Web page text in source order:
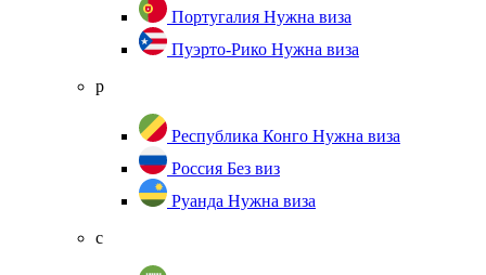
Португалия Нужна виза
Пуэрто-Рико Нужна виза
р
Республика Конго Нужна виза
Россия Без виз
Руанда Нужна виза
с